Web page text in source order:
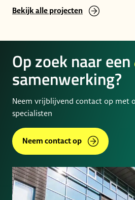
Bekijk alle projecten
Op zoek naar een
samenwerking?
Neem vrijblijvend contact op met
specialisten
Neem contact op